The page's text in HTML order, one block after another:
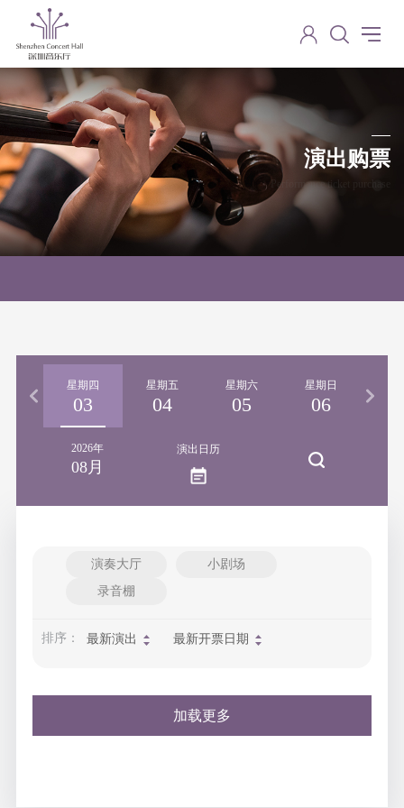
演出购票
Performance ticket purchase
星期四
03
星期五
04
星期六
05
星期日
06
2026年
08月
演出日历
演奏大厅
小剧场
录音棚
排序： 最新演出 最新开票日期
加载更多